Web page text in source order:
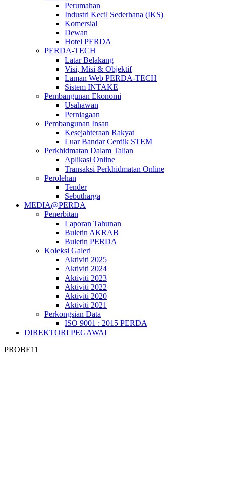
Perumahan
Industri Kecil Sederhana (IKS)
Komersial
Dewan
Hotel PERDA
PERDA-TECH
Latar Belakang
Visi, Misi & Objektif
Laman Web PERDA-TECH
Sistem INTAKE
Pembangunan Ekonomi
Usahawan
Perniagaan
Pembangunan Insan
Kesejahteraan Rakyat
Luar Bandar Cerdik STEM
Perkhidmatan Dalam Talian
Aplikasi Online
Transaksi Perkhidmatan Online
Perolehan
Tender
Sebutharga
MEDIA@PERDA
Penerbitan
Laporan Tahunan
Buletin AKRAB
Buletin PERDA
Koleksi Galeri
Aktiviti 2025
Aktiviti 2024
Aktiviti 2023
Aktiviti 2022
Aktiviti 2020
Aktiviti 2021
Perkongsian Data
ISO 9001 : 2015 PERDA
DIREKTORI PEGAWAI